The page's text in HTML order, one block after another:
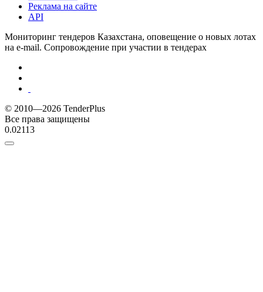
Реклама на сайте
API
Мониторинг тендеров Казахстана, оповещение о новых лотах
на e-mail. Сопровождение при участии в тендерах
© 2010—2026 TenderPlus
Все права защищены
0.02113